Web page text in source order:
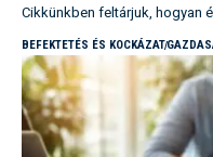
Cikkünkben feltárjuk, hogyan
BEFEKTETÉS ÉS KOCKÁZAT